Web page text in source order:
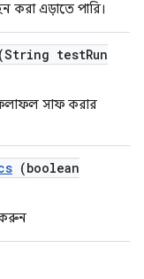
করা এড়াতে পারি।
testRun
ফলাফল সাফ করার
(boolean
করুন